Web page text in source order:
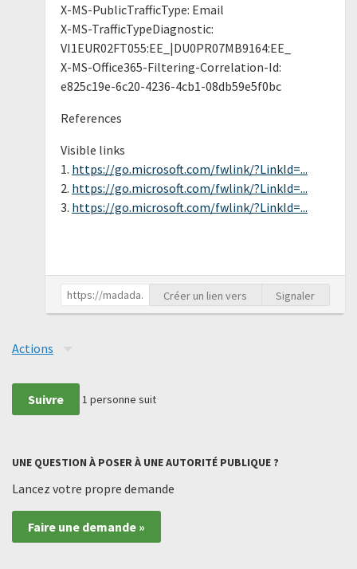
X-MS-PublicTrafficType: Email
X-MS-TrafficTypeDiagnostic:
VI1EUR02FT055:EE_|DU0PR07MB9164:EE_
X-MS-Office365-Filtering-Correlation-Id:
e825c19e-6c20-4236-4cb1-08db59e5f0bc
References
Visible links
1. https://go.microsoft.com/fwlink/?LinkId=...
2. https://go.microsoft.com/fwlink/?LinkId=...
3. https://go.microsoft.com/fwlink/?LinkId=...
Créer un lien vers Signaler
Actions
Suivre 1 personne suit
UNE QUESTION À POSER À UNE AUTORITÉ PUBLIQUE ?
Lancez votre propre demande
Faire une demande »